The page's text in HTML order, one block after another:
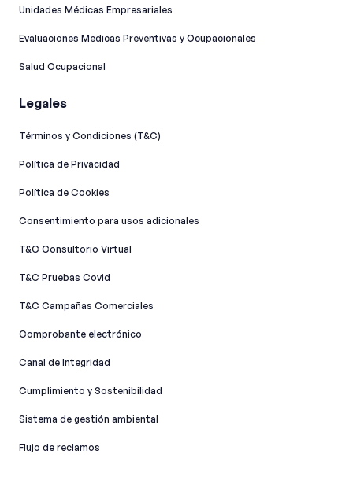
Unidades Médicas Empresariales
Evaluaciones Medicas Preventivas y Ocupacionales
Salud Ocupacional
Legales
Términos y Condiciones (T&C)
Política de Privacidad
Política de Cookies
Consentimiento para usos adicionales
T&C Consultorio Virtual
T&C Pruebas Covid
T&C Campañas Comerciales
Comprobante electrónico
Canal de Integridad​
Cumplimiento y Sostenibilidad
Sistema de gestión ambiental
Flujo de reclamos